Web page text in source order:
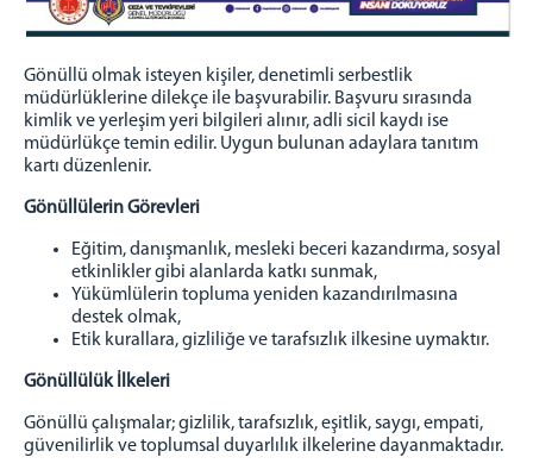
Gönüllü olmak isteyen kişiler, denetimli serbestlik
müdürlüklerine dilekçe ile başvurabilir. Başvuru sırasında
kimlik ve yerleşim yeri bilgileri alınır, adli sicil kaydı ise
müdürlükçe temin edilir. Uygun bulunan adaylara tanıtım
kartı düzenlenir.
Gönüllülerin Görevleri
Eğitim, danışmanlık, mesleki beceri kazandırma, sosyal
etkinlikler gibi alanlarda katkı sunmak,
Yükümlülerin topluma yeniden kazandırılmasına
destek olmak,
Etik kurallara, gizliliğe ve tarafsızlık ilkesine uymaktır.
Gönüllülük İlkeleri
Gönüllü çalışmalar; gizlilik, tarafsızlık, eşitlik, saygı, empati,
güvenilirlik ve toplumsal duyarlılık ilkelerine dayanmaktadır.